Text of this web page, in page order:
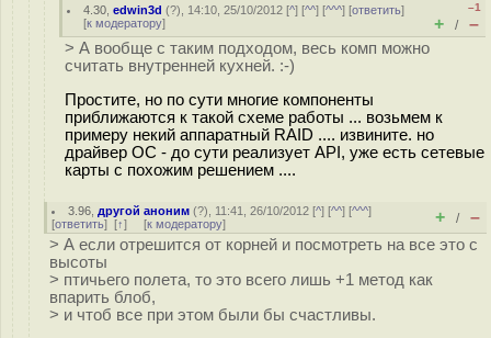
4.30 ,edwin3d (?), 14:10, 25/10/2012 [^] [^^] [^^^] [ответить]
[к модератору]
–1
+ / –
> А вообще с таким подходом, весь комп можно
считать внутренней кухней. :-)
Простите, но по сути многие компоненты
приближаются к такой схеме работы ... возьмем к
примеру некий аппаратный RAID .... извините. но
драйвер ОС - до сути реализует API, уже есть сетевые
карты с похожим решением ....
3.96 другой аноним (?), 11:41, 26/10/2012 [^] [^^] [^^^]
[ответить] [↑] [к модератору] + / –
> А если отрешится от корней и посмотреть на все это с
высоты
> птичьего полета, то это всего лишь +1 метод как
впарить блоб,
> и чтоб все при этом были бы счастливы.